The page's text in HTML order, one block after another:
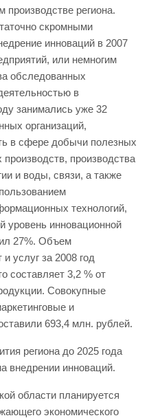
региона.
скромными
инноваций в 2007
или немногим
обследованных
в
занимались уже 32
организаций,
в сфере добычи полезных
производства
и воды, связи, а также
технологий,
уровень инновационной
27%. Объем
услуг за 2008 год
составляет 3,2 % от
Совокупные
и
693,4 млн. рублей.
региона до 2025 года
внедрении инноваций.
области планируется
экономического